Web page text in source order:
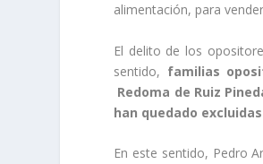
alimentación, para
El delito de los
sentido, familias
Redoma de Ruiz
han quedado
En este sentido, Pedro